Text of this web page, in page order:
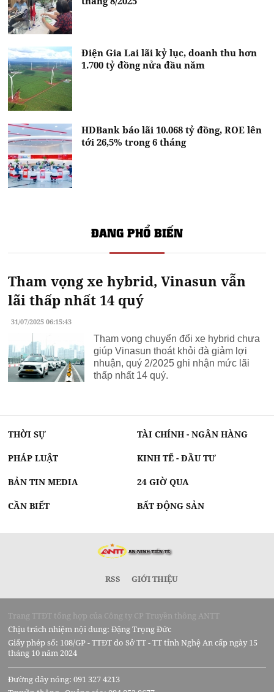
Điện Gia Lai lãi kỷ lục, doanh thu hơn
1.700 tỷ đồng nửa đầu năm
HDBank báo lãi 10.068 tỷ đồng, ROE lên
tới 26,5% trong 6 tháng
ĐANG PHỔ BIẾN
Tham vọng xe hybrid, Vinasun vẫn
lãi thấp nhất 14 quý
31/07/2025 06:15:43
Tham vọng chuyển đổi xe hybrid chưa
giúp Vinasun thoát khỏi đà giảm lợi
nhuận, quý 2/2025 ghi nhận mức lãi
thấp nhất 14 quý.
THỜI SỰ TÀI CHÍNH - NGÂN HÀNG
PHÁP LUẬT KINH TẾ - ĐẦU TƯ
BẢN TIN MEDIA 24 GIỜ QUA
CẦN BIẾT BẤT ĐỘNG SẢN
RSS GIỚI THIỆU
Trang TTĐT tổng hợp của Công ty CP Truyền thông ANTT
Chịu trách nhiệm nội dung: Đặng Trọng Đức
Giấy phép số: 108/GP - TTĐT do Sở TT - TT tỉnh Nghệ An cấp ngày 15
tháng 10 năm 2024
Đường dây nóng: 091 327 4213